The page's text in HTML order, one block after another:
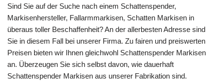
Sind Sie auf der Suche nach einem Schattenspender,
Markisenhersteller, Fallarmmarkisen, Schatten Markisen in
überaus toller Beschaffenheit? An der allerbesten Adresse sind
Sie in diesem Fall bei unserer Firma. Zu fairen und preiswerten
Preisen bieten wir Ihnen gleichwohl Schattenspender Markisen
an. Überzeugen Sie sich selbst davon, wie dauerhaft
Schattenspender Markisen aus unserer Fabrikation sind.